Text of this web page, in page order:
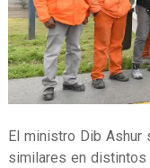
El ministro Dib Ashur
similares en